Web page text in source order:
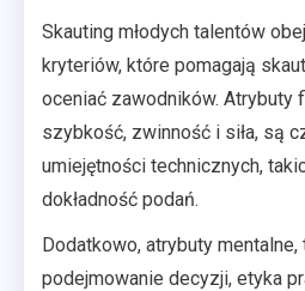
Skauting młodych talentów
kryteriów, które pomagają
oceniać zawodników. Atrybuty
szybkość, zwinność i siła, są
umiejętności technicznych,
dokładność podań.
Dodatkowo, atrybuty mentalne,
podejmowanie decyzji, etyka